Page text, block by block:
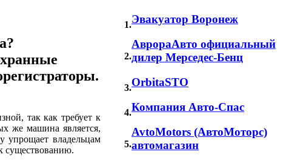
так как требует к
же машина является,
упрощает владельцам
существованию.
1.Эвакуатор Воронеж
2.
АврораАвто официальный
дилер Мерседес-Бенц
3.OrbitaSTO
4.Компания Авто-Спас
5.
AvtoMotors (АвтоМоторс)
автомагазин